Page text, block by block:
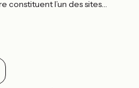
constituent l’un des sites
plusieurs sentiers pédestres
Un bac à chaîne permet
"La Lône".